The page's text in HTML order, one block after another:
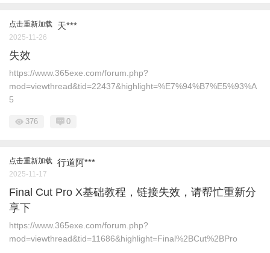
点击重新加载 天***
2025-11-26
失效
https://www.365exe.com/forum.php?
mod=viewthread&tid=22437&highlight=%E7%94%B7%E5%93%A
5
376 0
点击重新加载 行道阿***
2025-11-17
Final Cut Pro X基础教程，链接失效，请帮忙重新分
享下
https://www.365exe.com/forum.php?
mod=viewthread&tid=11686&highlight=Final%2BCut%2BPro